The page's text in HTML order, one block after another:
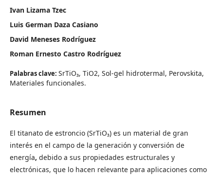
Ivan Lizama Tzec
Luis German Daza Casiano
David Meneses Rodríguez
Roman Ernesto Castro Rodríguez
Palabras clave: SrTiO₃, TiO2, Sol-gel hidrotermal, Perovskita,
Materiales funcionales.
Resumen
El titanato de estroncio (SrTiO₃) es un material de gran
interés en el campo de la generación y conversión de
energía, debido a sus propiedades estructurales y
electrónicas, que lo hacen relevante para aplicaciones como